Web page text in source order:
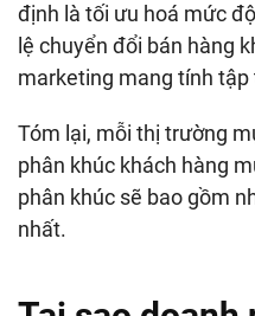
định là tối ưu hoá mức
lệ chuyển đổi bán hàng
marketing mang tính tập
Tóm lại, mỗi thị trường
phân khúc khách hàng
phân khúc sẽ bao gồm
nhất.